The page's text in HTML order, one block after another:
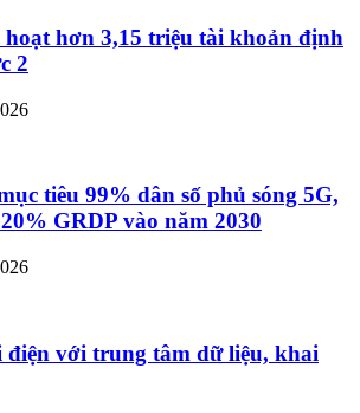
hơn 3,15 triệu tài khoản định
2
tiêu 99% dân số phủ sóng 5G,
GRDP vào năm 2030
điện với trung tâm dữ liệu, khai